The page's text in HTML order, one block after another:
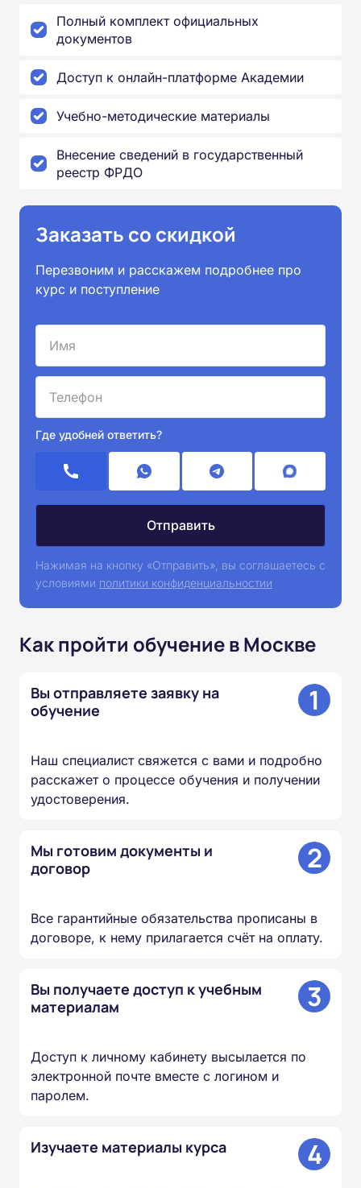
Полный комплект официальных
документов
Доступ к онлайн-платформе Академии
Учебно-методические материалы
Внесение сведений в государственный
реестр ФРДО
Заказать со скидкой
Перезвоним и расскажем подробнее про
курс и поступление
Где удобней ответить?
Нажимая на кнопку «Отправить», вы соглашаетесь с
условиями политики конфиденциальностии
Как пройти обучение в Москве
Вы отправляете заявку на
обучение
1
Наш специалист свяжется с вами и подробно
расскажет о процессе обучения и получении
удостоверения.
Мы готовим документы и
договор
2
Все гарантийные обязательства прописаны в
договоре, к нему прилагается счёт на оплату.
Вы получаете доступ к учебным
материалам
3
Доступ к личному кабинету высылается по
электронной почте вместе с логином и
паролем.
Изучаете материалы курса 4